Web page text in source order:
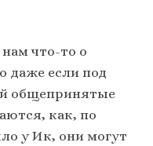
что-то о
даже если под
общепринятые
как, по
у Ик, они могут